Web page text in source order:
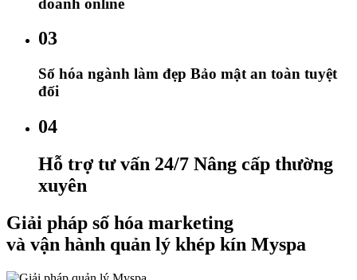
03
Số hóa ngành làm đẹp Bảo mật an toàn tuyệt
đối
04
Hỗ trợ tư vấn 24/7 Nâng cấp thường
xuyên
Giải pháp số hóa marketing
và vận hành quản lý khép kín Myspa